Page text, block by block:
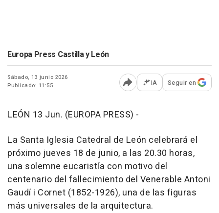
Europa Press Castilla y León
Sábado, 13 junio 2026
Publicado: 11:55
Abrir opciones para
IA Seguir en
LEÓN 13 Jun. (EUROPA PRESS) -
La Santa Iglesia Catedral de León celebrará el
próximo jueves 18 de junio, a las 20.30 horas,
una solemne eucaristía con motivo del
centenario del fallecimiento del Venerable Antoni
Gaudí i Cornet (1852-1926), una de las figuras
más universales de la arquitectura.